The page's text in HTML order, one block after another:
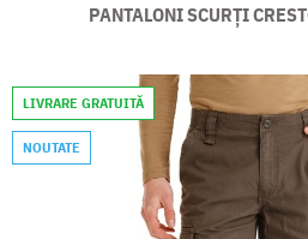
PANTALONI SCURȚI
LIVRARE GRATUITĂ
NOUTATE